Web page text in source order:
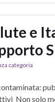
e
categoria
Non solo